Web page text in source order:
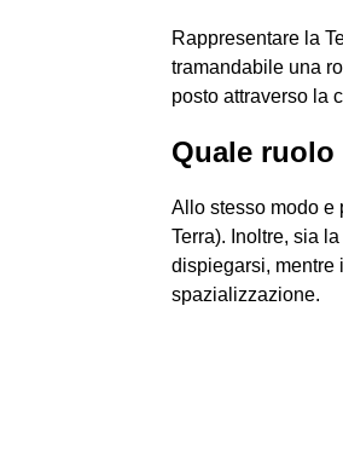
Rappresentare la
tramandabile una
posto attraverso la
Quale
Allo stesso modo e
Terra). Inoltre, sia
dispiegarsi, mentre
spazializzazione.